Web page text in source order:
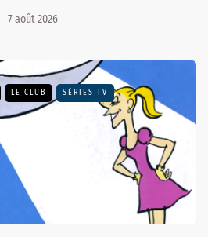
7 août 2026
LE CLUB SÉRIES TV